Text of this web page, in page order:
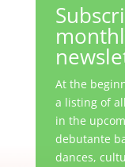
At the
a listing of
in the
debutante
dances,